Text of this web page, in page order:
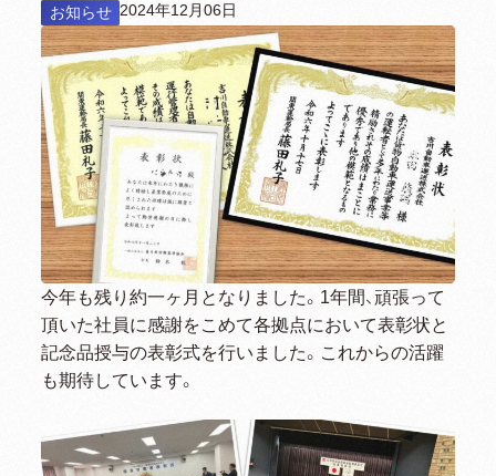
お知らせ 2024年12月06日
今年も残り約一ヶ月となりました。1年間、頑張って
頂いた社員に感謝をこめて各拠点において表彰状と
記念品授与の表彰式を行いました。これからの活躍
も期待しています。